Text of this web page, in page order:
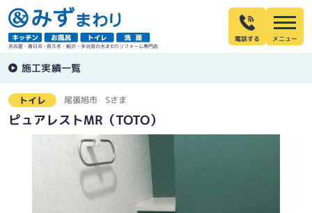
名古屋・春日井・長久手・稲沢・多治見の水まわりリフォーム専門店
電話する
施工実績一覧
トイレ 尾張旭市 Sさま
ピュアレストMR（TOTO）